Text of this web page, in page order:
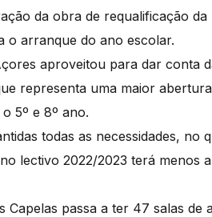
da obra de requalificação da
o arranque do ano escolar.
aproveitou para dar conta
representa uma maior
5º e 8º ano.
todas as necessidades, no
lectivo 2022/2023 terá menos
passa a ter 47 salas de